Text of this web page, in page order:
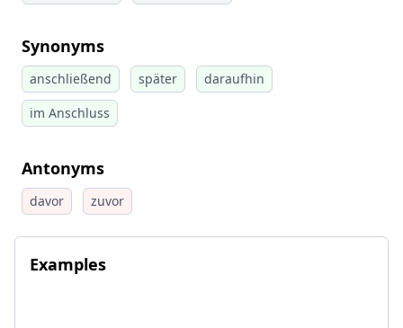
Synonyms
anschließend später
daraufhin
im Anschluss
Antonyms
davor zuvor
Examples